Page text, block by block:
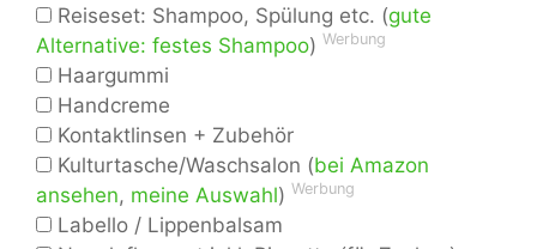
Reiseset: Shampoo, Spülung etc. (gute
Alternative: festes Shampoo) Werbung
Haargummi
Handcreme
Kontaktlinsen + Zubehör
Kulturtasche/Waschsalon (bei Amazon
ansehen, meine Auswahl) Werbung
Labello / Lippenbalsam